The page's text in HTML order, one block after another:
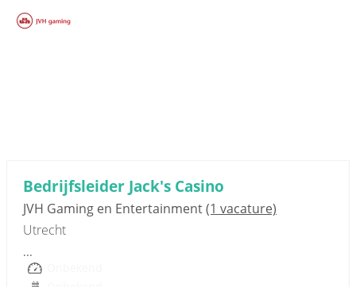
Bedrijfsleider Jack's Casino
JVH Gaming en Entertainment(1 vacature)
Utrecht
...